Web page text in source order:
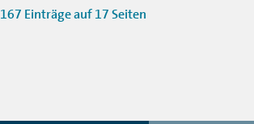
167 Einträge auf 17 Seiten